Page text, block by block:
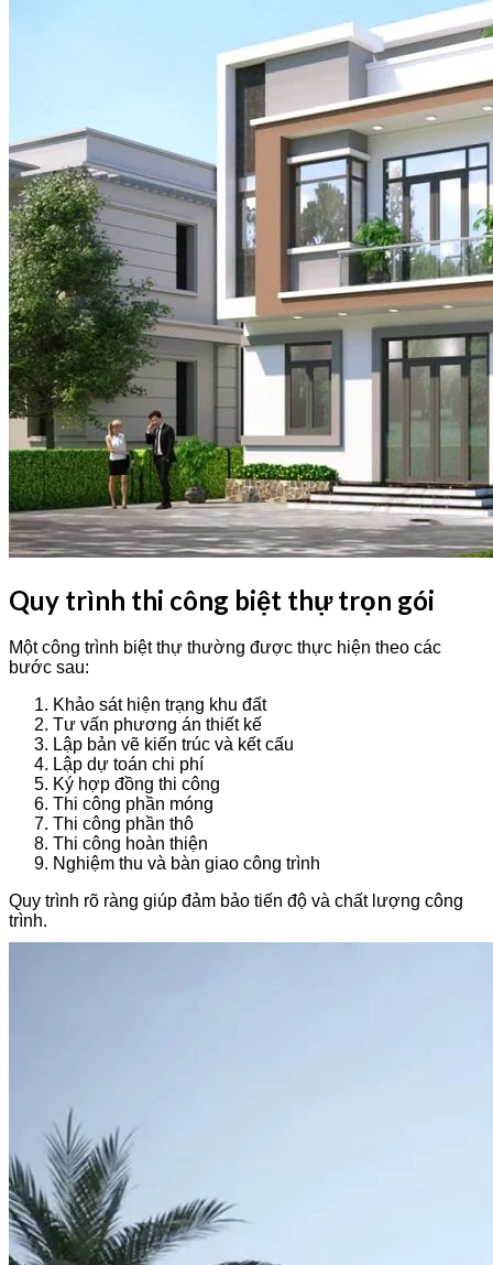
Quy trình thi công biệt thự trọn gói
Một công trình biệt thự thường được thực hiện theo các
bước sau:
Khảo sát hiện trạng khu đất
Tư vấn phương án thiết kế
Lập bản vẽ kiến trúc và kết cấu
Lập dự toán chi phí
Ký hợp đồng thi công
Thi công phần móng
Thi công phần thô
Thi công hoàn thiện
Nghiệm thu và bàn giao công trình
Quy trình rõ ràng giúp đảm bảo tiến độ và chất lượng công
trình.